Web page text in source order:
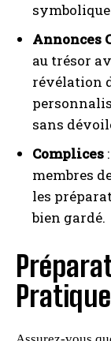
Annonces
au trésor
révélation
sans
Complices
membres
les
bien gardé.